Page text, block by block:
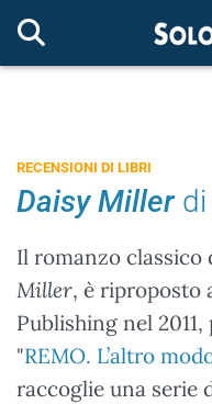
RECENSIONI DI LIBRI
Daisy Millerdi
Il romanzo classico
Miller, è riproposto
Publishing nel
"REMO. L’altro
raccoglie una serie